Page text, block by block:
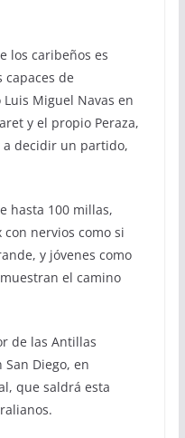
los caribeños es
de
Miguel Navas en
y el propio Peraza,
decidir un partido,
hasta 100 millas,
nervios como si
y jóvenes como
el camino
de las Antillas
Diego, en
que saldrá esta